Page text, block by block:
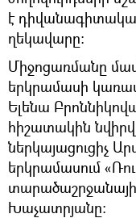
է
ղեկավարը։
Միջոցառմանը
երկրամասի
Ելենա
հիշատակին
ներկայացուցիչ
երկրամասում
Խաչատրյանը։